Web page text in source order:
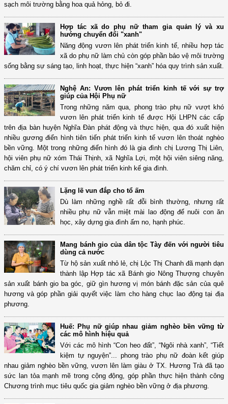
sạch môi trường bằng hoa quả hỏng, bỏ đi.
Hợp tác xã do phụ nữ tham gia quản lý và xu
hướng chuyển đổi "xanh"
Năng động vươn lên phát triển kinh tế, nhiều hợp tác
xã do phụ nữ làm chủ còn góp phần bảo vệ môi trường
sống bằng sự sáng tạo, linh hoạt, thực hiện “xanh” hóa quy trình sản xuất.
Nghệ An: Vươn lên phát triển kinh tế với sự trợ
giúp của Hội Phụ nữ
Trong những năm qua, phong trào phụ nữ vượt khó
vươn lên phát triển kinh tế được Hội LHPN các cấp
trên địa bàn huyện Nghĩa Đàn phát động và thực hiện, qua đó xuất hiện
nhiều gương điển hình tiên tiến phát triển kinh tế vươn lên thoát nghèo
bền vững. Một trong những điển hình đó là gia đình chị Lương Thị Liên,
hội viên phụ nữ xóm Thái Thịnh, xã Nghĩa Lợi, một hội viên siêng năng,
chăm chỉ, có ý chí vươn lên phát triển kinh kế gia đình.
Lặng lẽ vun đắp cho tổ ấm
Dù làm những nghề rất đỗi bình thường, nhưng rất
nhiều phụ nữ vẫn miệt mài lao động để nuôi con ăn
học, xây dựng gia đình ấm no, hạnh phúc.
Mang bánh gio của dân tộc Tày đến với người tiêu
dùng cả nước
Từ hộ sản xuất nhỏ lẻ, chị Lộc Thị Chanh đã mạnh dạn
thành lập Hợp tác xã Bánh gio Nông Thượng chuyên
sản xuất bánh gio ba góc, giữ gìn hương vị món bánh đặc sản của quê
hương và góp phần giải quyết việc làm cho hàng chục lao động tại địa
phương.
Huế: Phụ nữ giúp nhau giảm nghèo bền vững từ
các mô hình hiệu quả
Với các mô hình “Con heo đất”, “Ngôi nhà xanh”, “Tiết
kiệm tự nguyện”... phong trào phụ nữ đoàn kết giúp
nhau giảm nghèo bền vững, vươn lên làm giàu ở TX. Hương Trà đã tạo
sức lan tỏa mạnh mẽ trong cộng động, góp phần thực hiện thành công
Chương trình mục tiêu quốc gia giảm nghèo bền vững ở địa phương.